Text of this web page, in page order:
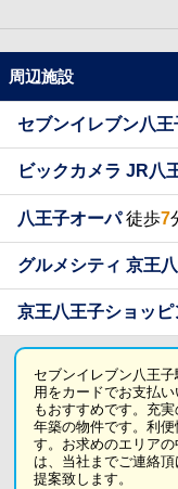
周辺施設
セブンイレブン八
ビックカメラ JR八
八王子オーパ徒歩7
グルメシティ 京王
京王八王子ショッ
セブンイレブン八王
用をカードでお支払
もおすすめです。充
年築の物件です。利
す。お求めのエリア
は、当社までご連絡
提案致します。